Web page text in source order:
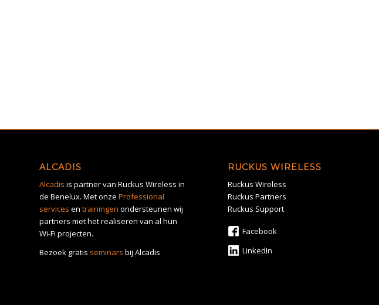
ALCADIS
Alcadis is partner van Ruckus Wireless in
de Benelux. Met onze Professional
services en trainingen ondersteunen wij
partners met het realiseren van al hun
Wi-Fi projecten.
Bezoek gratis seminars bij Alcadis
RUCKUS WIRELESS
Ruckus Wireless
Ruckus Partners
Ruckus Support
Facebook
LinkedIn